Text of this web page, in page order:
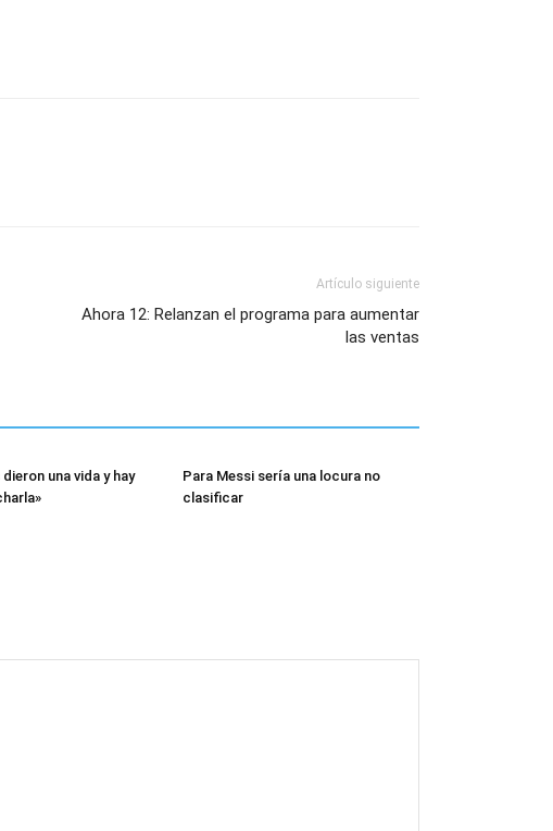
Artículo siguiente
Ahora 12: Relanzan el programa para aumentar
las ventas
una vida y hay
Para Messi sería una locura no
clasificar